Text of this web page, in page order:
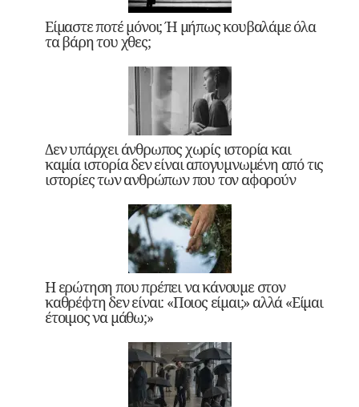
Είμαστε ποτέ μόνοι; Ή μήπως κουβαλάμε όλα
τα βάρη του χθες;
Δεν υπάρχει άνθρωπος χωρίς ιστορία και
καμία ιστορία δεν είναι απογυμνωμένη από τις
ιστορίες των ανθρώπων που τον αφορούν
Η ερώτηση που πρέπει να κάνουμε στον
καθρέφτη δεν είναι: «Ποιος είμαι;» αλλά «Είμαι
έτοιμος να μάθω;»